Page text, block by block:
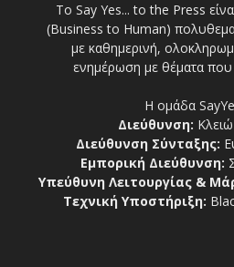
Το Say Yes... to the Press
(Business to Human)
με καθημερινή,
ενημέρωση με θέματα
Η ομάδα
Διεύθυνση:
Διεύθυνση Σύνταξης:
Εμπορική Διεύθυνση:
Υπεύθυνη Λειτουργίας &
Τεχνική Υποστήριξη: